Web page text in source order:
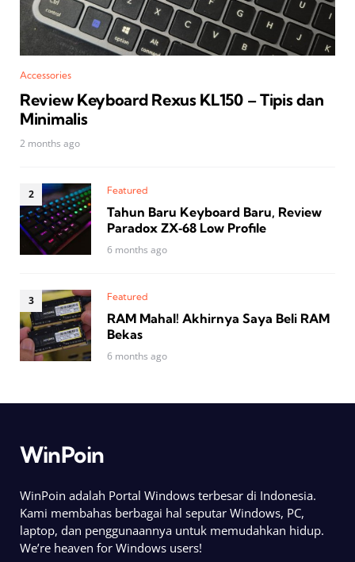
Accessories
Review Keyboard Rexus KL150 – Tipis dan
Minimalis
2 months ago
Featured
Tahun Baru Keyboard Baru, Review
Paradox ZX‑68 Low Profile
6 months ago
Featured
RAM Mahal! Akhirnya Saya Beli RAM
Bekas
6 months ago
WinPoin
WinPoin adalah Portal Windows terbesar di Indonesia.
Kami membahas berbagai hal seputar Windows, PC,
laptop, dan penggunaannya untuk memudahkan hidup.
We’re heaven for Windows users!